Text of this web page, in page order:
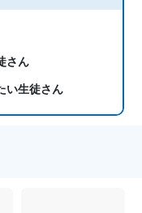
さん
い生徒さん